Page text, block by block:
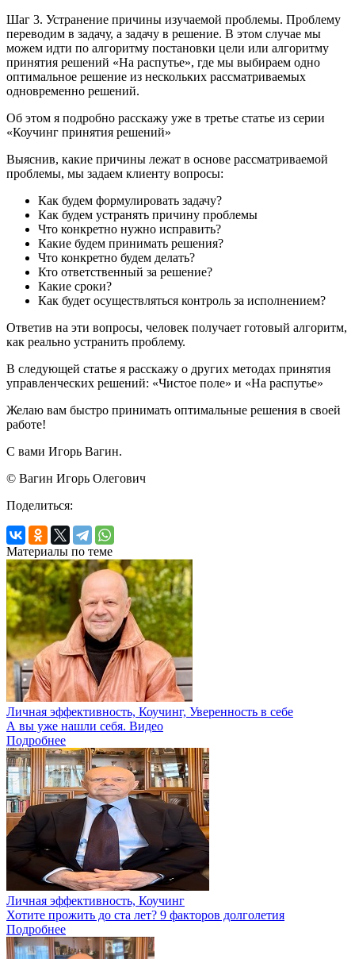
Шаг 3. Устранение причины изучаемой проблемы. Проблему
переводим в задачу, а задачу в решение. В этом случае мы
можем идти по алгоритму постановки цели или алгоритму
принятия решений «На распутье», где мы выбираем одно
оптимальное решение из нескольких рассматриваемых
одновременно решений.
Об этом я подробно расскажу уже в третье статье из серии
«Коучинг принятия решений»
Выяснив, какие причины лежат в основе рассматриваемой
проблемы, мы задаем клиенту вопросы:
Как будем формулировать задачу?
Как будем устранять причину проблемы
Что конкретно нужно исправить?
Какие будем принимать решения?
Что конкретно будем делать?
Кто ответственный за решение?
Какие сроки?
Как будет осуществляться контроль за исполнением?
Ответив на эти вопросы, человек получает готовый алгоритм,
как реально устранить проблему.
В следующей статье я расскажу о других методах принятия
управленческих решений: «Чистое поле» и «На распутье»
Желаю вам быстро принимать оптимальные решения в своей
работе!
С вами Игорь Вагин.
© Вагин Игорь Олегович
Поделиться:
Материалы по теме
Личная эффективность, Коучинг, Уверенность в себе
А вы уже нашли себя. Видео
Подробнее
Личная эффективность, Коучинг
Хотите прожить до ста лет? 9 факторов долголетия
Подробнее